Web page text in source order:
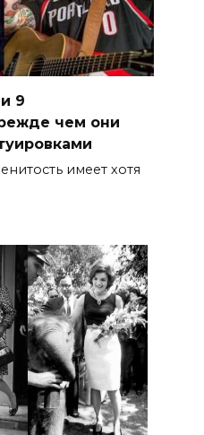
9
чем они
имеет хотя